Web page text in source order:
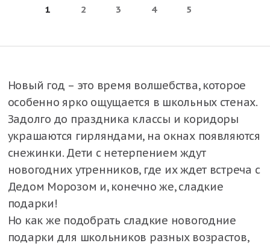
1 2 3 4 5
Новый год – это время волшебства, которое
особенно ярко ощущается в школьных стенах.
Задолго до праздника классы и коридоры
украшаются гирляндами, на окнах появляются
снежинки. Дети с нетерпением ждут
новогодних утренников, где их ждет встреча с
Дедом Морозом и, конечно же, сладкие
подарки!
Но как же подобрать сладкие новогодние
подарки для школьников разных возрастов,